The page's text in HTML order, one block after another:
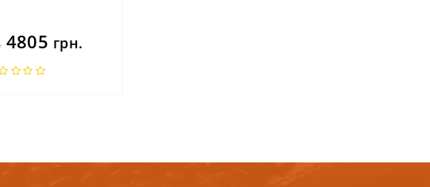
4805 грн.